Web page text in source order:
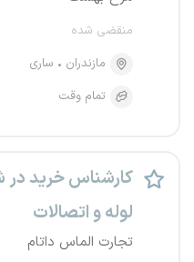
منقضی شده
مازندران
ساری
تمام وقت
کارشناس خرید
لوله و اتصالات
تجارت الماس داتام